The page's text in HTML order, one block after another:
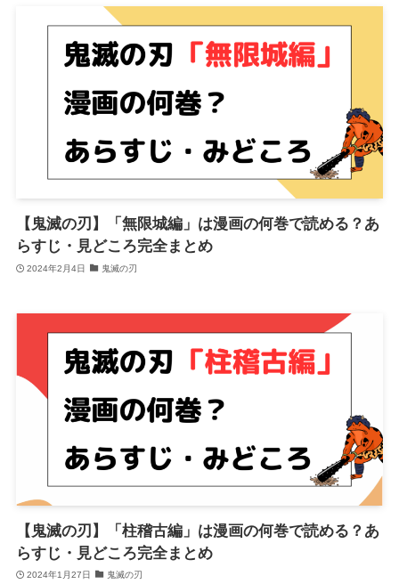
【鬼滅の刃】「無限城編」は漫画の何巻で読める？あ
らすじ・見どころ完全まとめ
2024年2月4日 鬼滅の刃
【鬼滅の刃】「柱稽古編」は漫画の何巻で読める？あ
らすじ・見どころ完全まとめ
2024年1月27日 鬼滅の刃